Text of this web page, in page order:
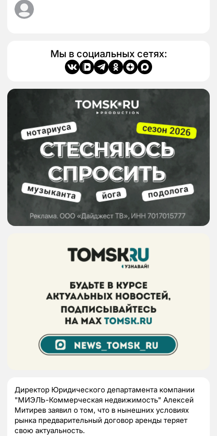
Мы в социальных сетях:
Директор Юридического департамента компании
"МИЭЛЬ-Коммерческая недвижимость" Алексей
Митирев заявил о том, что в нынешних условиях
рынка предварительный договор аренды теряет
свою актуальность.